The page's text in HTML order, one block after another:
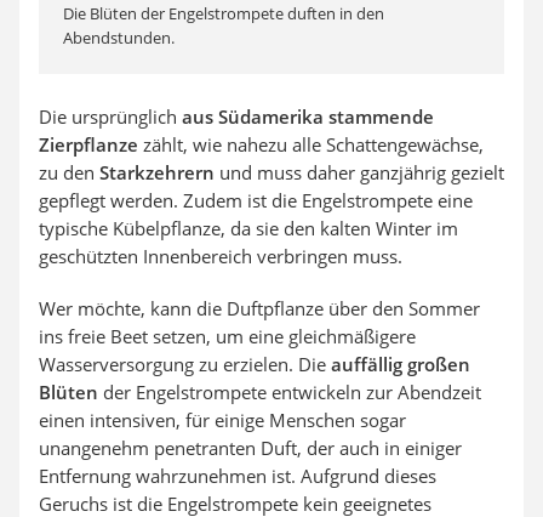
Die Blüten der Engelstrompete duften in den
Abendstunden.
Die ursprünglich aus Südamerika stammende
Zierpflanze zählt, wie nahezu alle Schattengewächse,
zu den Starkzehrern und muss daher ganzjährig gezielt
gepflegt werden. Zudem ist die Engelstrompete eine
typische Kübelpflanze, da sie den kalten Winter im
geschützten Innenbereich verbringen muss.
Wer möchte, kann die Duftpflanze über den Sommer
ins freie Beet setzen, um eine gleichmäßigere
Wasserversorgung zu erzielen. Die auffällig großen
Blüten der Engelstrompete entwickeln zur Abendzeit
einen intensiven, für einige Menschen sogar
unangenehm penetranten Duft, der auch in einiger
Entfernung wahrzunehmen ist. Aufgrund dieses
Geruchs ist die Engelstrompete kein geeignetes